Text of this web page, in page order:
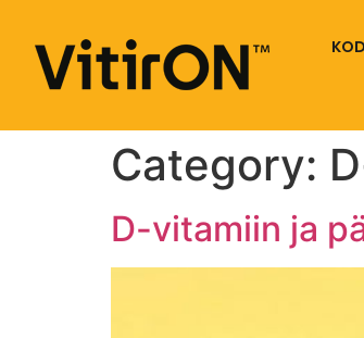
Category:
D-vitamiin ja